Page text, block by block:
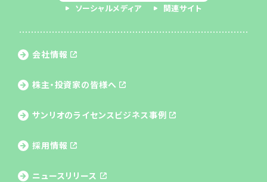
ソーシャルメディア 関連サイト
会社情報
株主・投資家の皆様へ
サンリオのライセンス ビジネス事例
採用情報
ニュースリリース